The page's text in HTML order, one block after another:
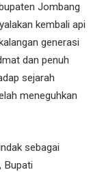
Jombang
kembali api
generasi
dan penuh
sejarah
meneguhkan
sebagai
Bupati